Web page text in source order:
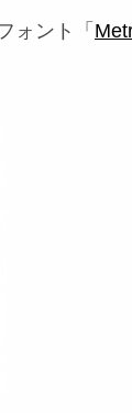
ォント「